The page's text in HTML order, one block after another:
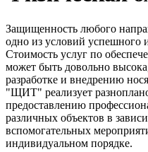
Защищенность любого
одно из условий успешного
Стоимость услуг по
может быть довольно
разработке и внедрению
"ЩИТ" реализует
предоставлению
различных объектов в
вспомогательных
индивидуальном порядке.